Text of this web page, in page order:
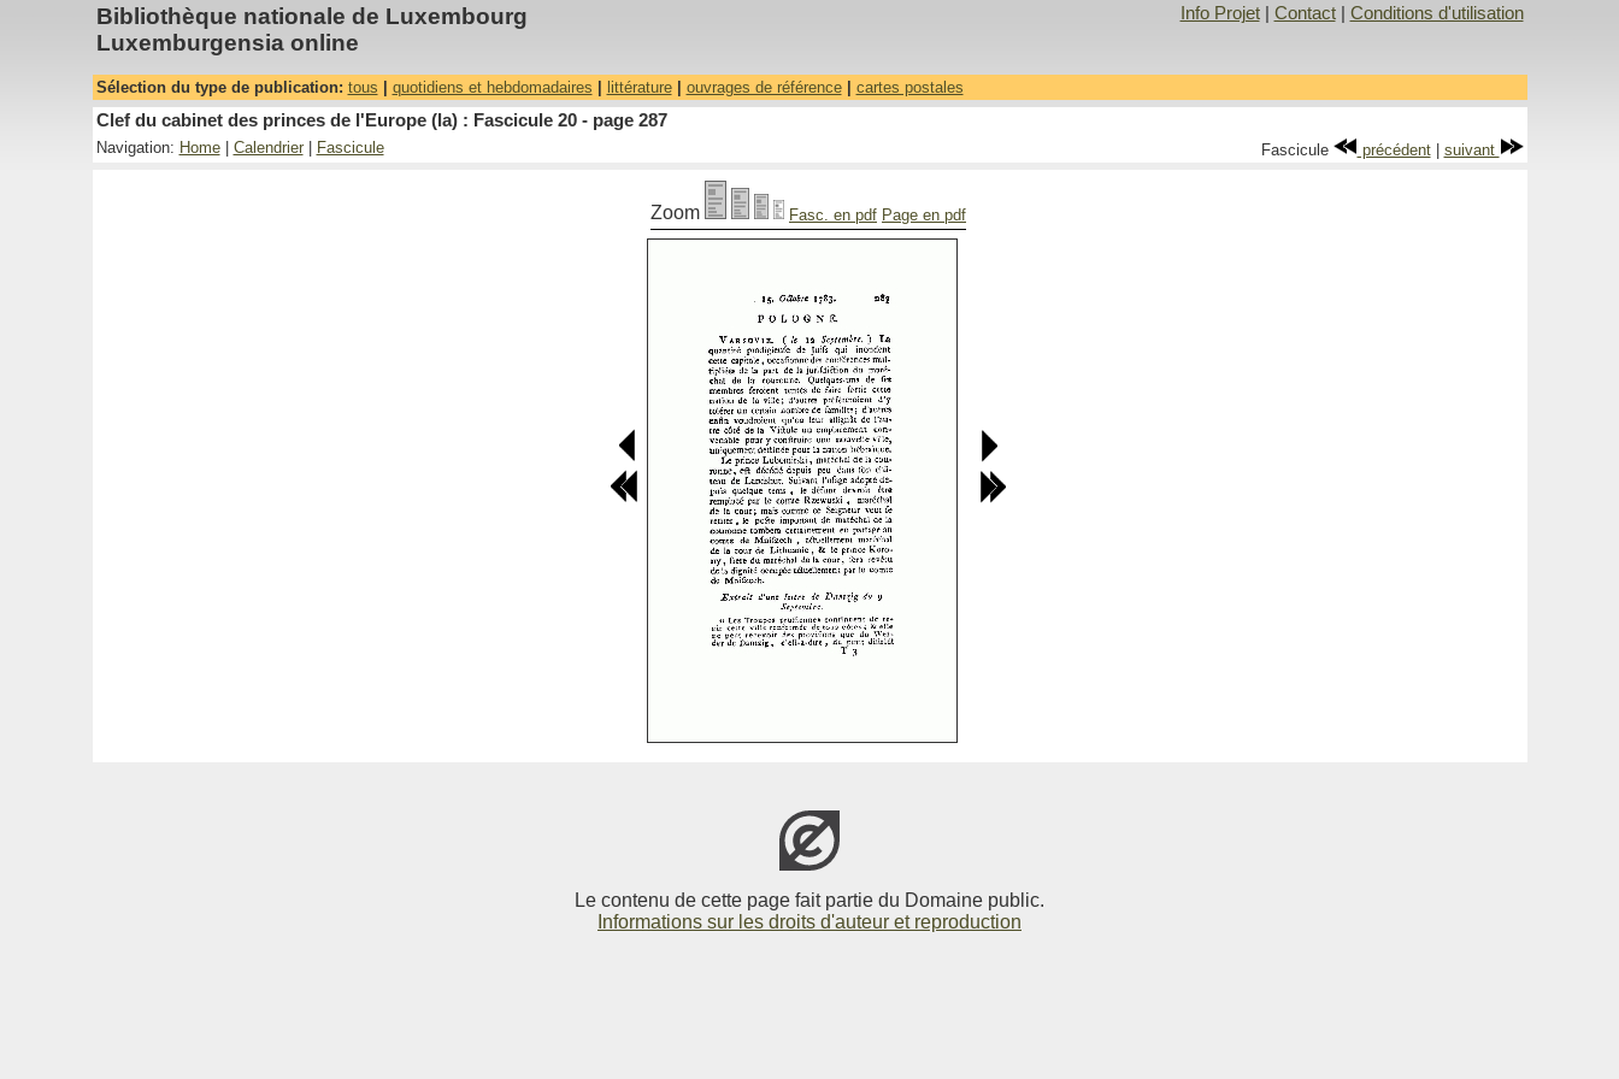
Bibliothèque nationale de Luxembourg
Luxemburgensia online
Info Projet| Contact| Conditions d'utilisation
Sélection du type de publication: tous quotidiens et hebdomadaires littérature| ouvrages de référence| cartes postales
Clef du cabinet des princes de l'Europe (la) : Fascicule 20 - page 287
Navigation: Home| Calendrier| Fascicule Fascicule précédent| suivant
Zoom Fasc. en pdf Page en pdf
Le contenu de cette page fait partie du Domaine public.
Informations sur les droits d'auteur et reproduction